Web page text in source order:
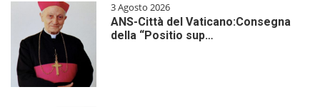
3 Agosto 2026
ANS-Città del Vaticano:Consegna
della “Positio sup…